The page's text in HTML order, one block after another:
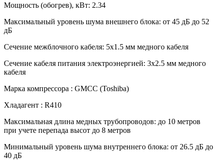
Мощность (обогрев), кВт: 2.34
Максимальный уровень шума внешнего блока: от 45 дБ до 52
дБ
Сечение межблочного кабеля: 5х1.5 мм медного кабеля
Сечение кабеля питания электроэнергией: 3х2.5 мм медного
кабеля
Марка компрессора : GMCC (Toshiba)
Хладагент : R410
Максимальная длина медных трубопроводов: до 10 метров
при учете перепада высот до 8 метров
Минимальный уровень шума внутреннего блока: от 26.5 дБ до
40 дБ